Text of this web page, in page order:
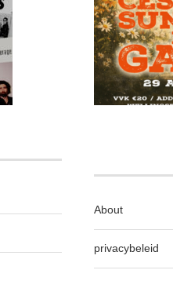
About
privacybeleid